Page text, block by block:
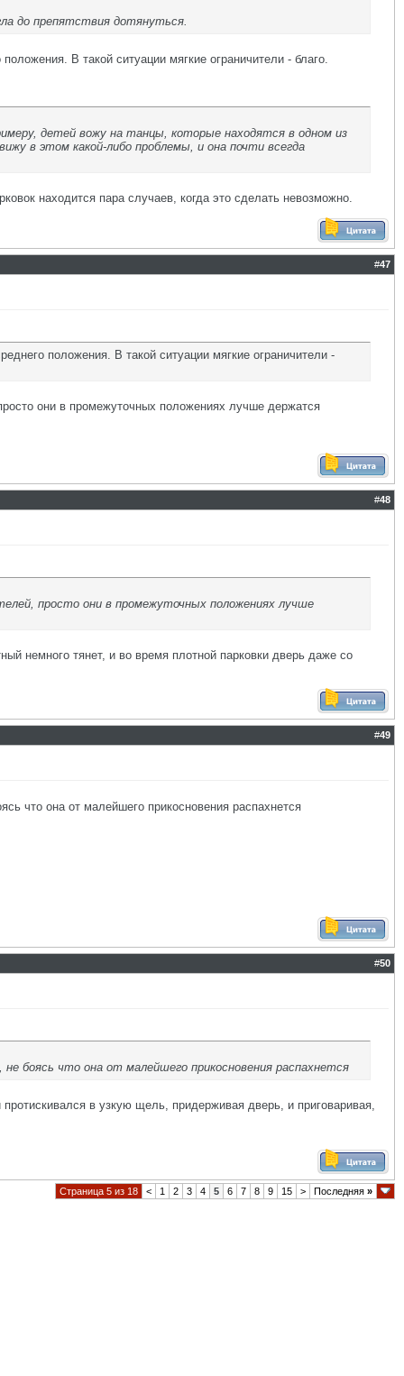
до препятствия дотянуться.
В такой ситуации мягкие ограничители - благо.
детей вожу на танцы, которые находятся в одном из
в этом какой-либо проблемы, и она почти всегда
находится пара случаев, когда это сделать невозможно.
#47
положения. В такой ситуации мягкие ограничители -
они в промежуточных положениях лучше держатся
#48
просто они в промежуточных положениях лучше
немного тянет, и во время плотной парковки дверь даже со
#49
что она от малейшего прикосновения распахнется
#50
боясь что она от малейшего прикосновения распахнется
в узкую щель, придерживая дверь, и приговаривая,
Страница 5 из 18 < 1 2 3 4 5 6 7 8 9 15 > Последняя »